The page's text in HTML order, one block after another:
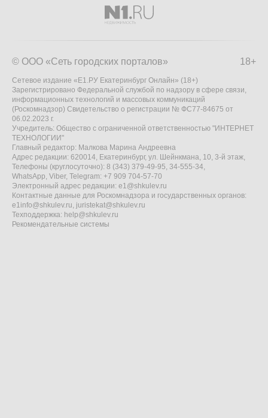
18+
© ООО «Сеть городских порталов»
Сетевое издание «Е1.РУ Екатеринбург Онлайн» (18+)
Зарегистрировано Федеральной службой по надзору в сфере связи,
информационных технологий и массовых коммуникаций
(Роскомнадзор) Свидетельство о регистрации № ФС77-84675 от
06.02.2023 г.
Учредитель: Общество с ограниченной ответственностью "ИНТЕРНЕТ
ТЕХНОЛОГИИ"
Главный редактор: Малкова Марина Андреевна
Адрес редакции: 620014, Екатеринбург, ул. Шейнкмана, 10, 3-й этаж,
Телефоны (круглосуточно): 8 (343) 379-49-95, 34-555-34,
WhatsApp, Viber, Telegram: +7 909 704-57-70
Электронный адрес редакции: e1@shkulev.ru
Контактные данные для Роскомнадзора и государственных органов:
e1info@shkulev.ru, juristekat@shkulev.ru
Техподдержка: help@shkulev.ru
Рекомендательные системы